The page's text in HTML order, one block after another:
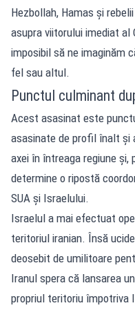
Hezbollah, Hamas și
asupra viitorului imediat
imposibil să ne imaginăm
fel sau altul.
Punctul culminant
Acest asasinat este
asasinate de profil înalt și
axei în întreaga regiune și,
determine o ripostă
SUA și Israelului.
Israelul a mai efectuat
teritoriul iranian. Însă
deosebit de umilitoare
Iranul spera că lansarea
propriul teritoriu împotriva